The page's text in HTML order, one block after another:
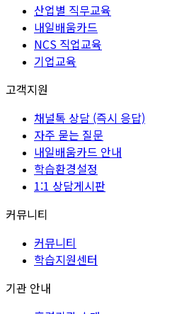
산업별 직무교육
내일배움카드
NCS 직업교육
기업교육
고객지원
채널톡 상담 (즉시 응답)
자주 묻는 질문
내일배움카드 안내
학습환경설정
1:1 상담게시판
커뮤니티
커뮤니티
학습지원센터
기관 안내